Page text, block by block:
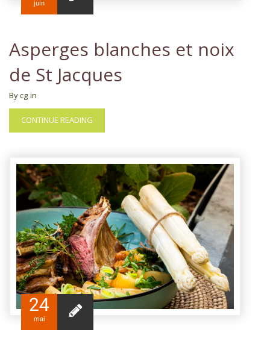
juin
Asperges blanches et noix
de St Jacques
By cg in
CONTINUE READING
24
mai